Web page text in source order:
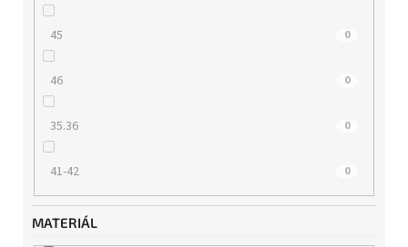
45 0
46 0
35.36 0
41-42 0
MATERIÁL